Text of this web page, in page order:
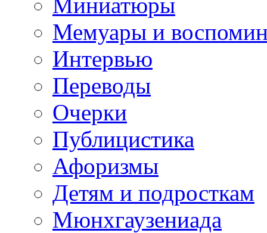
Мемуары и
Интервью
Переводы
Очерки
Публицистика
Афоризмы
Детям и подросткам
Мюнхгаузениада